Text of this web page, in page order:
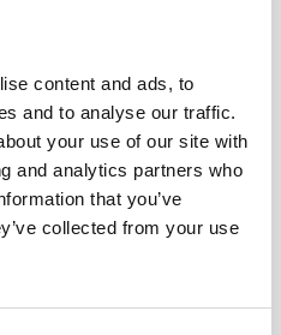
content and ads, to
and to analyse our traffic.
your use of our site with
and analytics partners who
that you’ve
collected from your use